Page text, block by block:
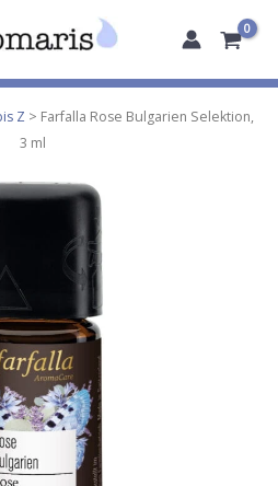
Z > Farfalla Rose Bulgarien Selektion,
3 ml